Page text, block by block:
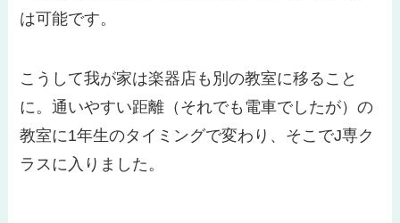
は可能です。
こうして我が家は楽器店も別の教室に移ること
に。通いやすい距離（それでも電車でしたが）の
教室に1年生のタイミングで変わり、そこでJ専ク
ラスに入りました。